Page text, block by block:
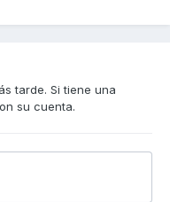
tarde. Si tiene una
su cuenta.